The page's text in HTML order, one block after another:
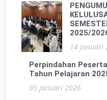
2025/
14 Januari
Perpindahan
Tahun Pelajaran
05 Januari 2026